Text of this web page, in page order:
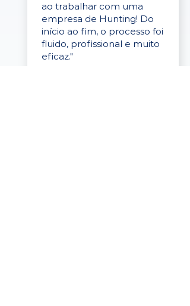
ao trabalhar com uma
empresa de Hunting! Do
início ao fim, o processo foi
fluido, profissional e muito
eficaz."